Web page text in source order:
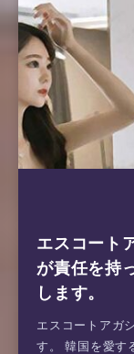
エスコート
が責任を持
します。
エスコートアガ
す。 韓国を愛す